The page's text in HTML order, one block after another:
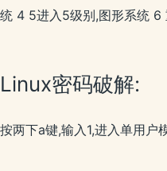
统 4 5进入5级别,图形系统 6
Linux密码破解:
按两下a键,输入1,进入单用户